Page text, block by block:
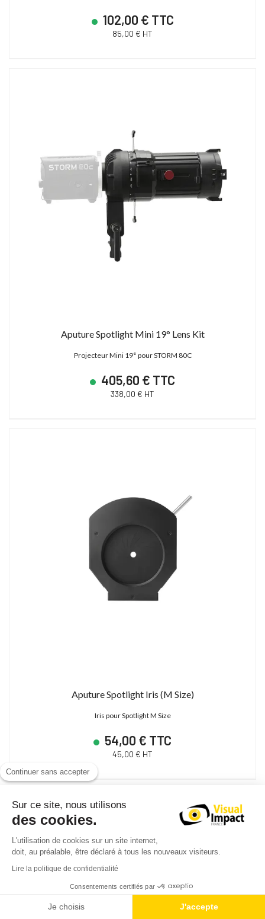
102,00 € TTC
85,00 € HT
Aputure Spotlight Mini 19° Lens Kit
Projecteur Mini 19° pour STORM 80C
405,60 € TTC
338,00 € HT
Aputure Spotlight Iris (M Size)
Iris pour Spotlight M Size
54,00 € TTC
45,00 € HT
Continuer sans accepter
Sur ce site, nous utilisons
des cookies.
L'utilisation de cookies sur un site internet,
doit, au préalable, être déclaré à tous les nouveaux visiteurs.
Lire la politique de confidentialité
Consentements certifiés par
Je choisis J'accepte